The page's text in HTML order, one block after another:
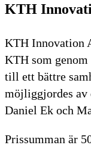
KTH
KTH Innovation
KTH som
till ett bättre
möjliggjordes av
Daniel Ek och
Prissumman är